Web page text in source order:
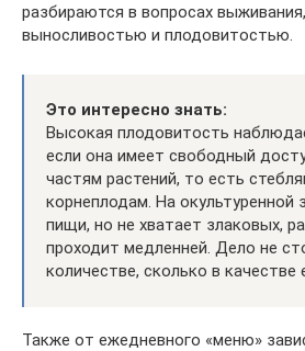
разбираются в вопросах
выносливостью и плодовитостью.
Это интересно знать:
Высокая плодовитость
если она имеет свободный
частям растений, то есть
корнеплодам. На окультуренной
пищи, но не хватает злаковых,
проходит медленней. Дело не
количестве, сколько в качестве
Также от ежедневного «меню»